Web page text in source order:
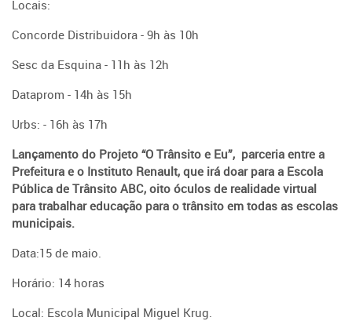
Locais:
Concorde Distribuidora - 9h às 10h
Sesc da Esquina - 11h às 12h
Dataprom - 14h às 15h
Urbs: - 16h às 17h
Lançamento do Projeto “O Trânsito e Eu”, parceria entre a
Prefeitura e o Instituto Renault, que irá doar para a Escola
Pública de Trânsito ABC, oito óculos de realidade virtual
para trabalhar educação para o trânsito em todas as escolas
municipais.
Data:15 de maio.
Horário: 14 horas
Local: Escola Municipal Miguel Krug.